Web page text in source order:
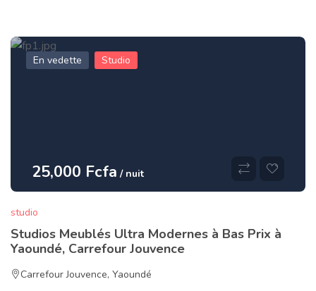
En vedette Studio
25,000 Fcfa / nuit
studio
Studios Meublés Ultra Modernes à Bas Prix à
Yaoundé, Carrefour Jouvence
Carrefour Jouvence, Yaoundé